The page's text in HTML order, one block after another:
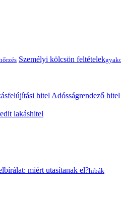
Személyi kölcsön feltételek
hitelAdósságrendező hitel
lakáshitel
miért utasítanak el?hibák